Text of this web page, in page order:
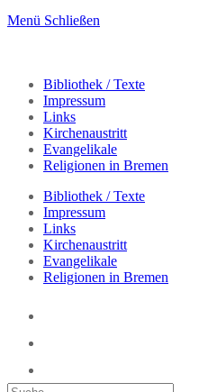
Menü Schließen
Bibliothek / Texte
Impressum
Links
Kirchenaustritt
Evangelikale
Religionen in Bremen
Bibliothek / Texte
Impressum
Links
Kirchenaustritt
Evangelikale
Religionen in Bremen